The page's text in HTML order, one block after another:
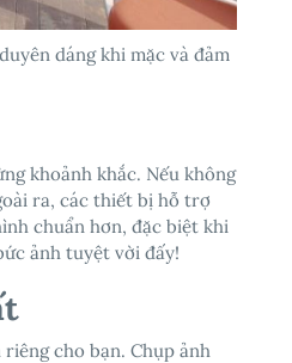
dáng khi mặc và đảm
khoảnh khắc. Nếu không
ra, các thiết bị hỗ trợ
chuẩn hơn, đặc biệt khi
ảnh tuyệt vời đấy!
cho bạn. Chụp ảnh